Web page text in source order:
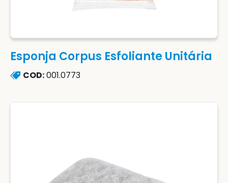
Esponja Corpus Esfoliante Unitária
COD:001.0773